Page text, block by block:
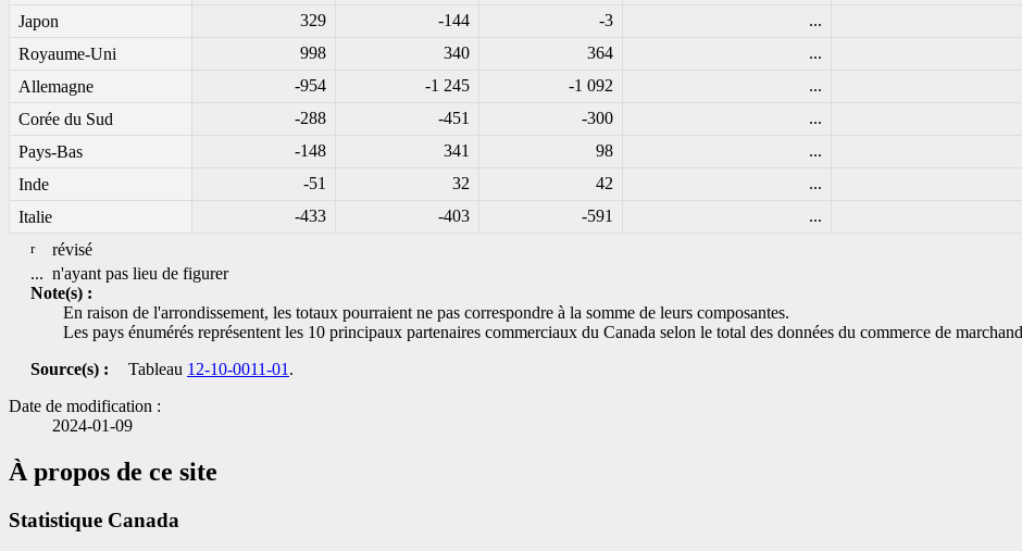
Japon
329 -144 -3 ...
Royaume-Uni
998 340 364 ...
Allemagne
-954 -1 245 -1 092 ...
Corée du Sud
-288 -451 -300 ...
Pays-Bas
-148 341 98 ...
Inde
-51 32 42 ...
Italie
-433 -403 -591 ...
r
révisé
... n'ayant pas lieu de figurer
Note(s) :
En raison de l'arrondissement, les totaux pourraient ne pas correspondre à la somme de leurs composantes.
Les pays énumérés représentent les 10 principaux partenaires commerciaux du Canada selon le total des données du commerce de
Source(s) :
Tableau 12-10-0011-01.
Date de modification :
2024-01-09
À propos de ce site
Statistique Canada